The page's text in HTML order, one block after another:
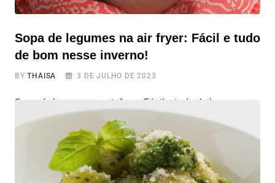
Sopa de legumes na air fryer: Fácil e tudo
de bom nesse inverno!
BYTHAISA 3 DE JULHO DE 2023
Sopa de legumes na air fryer: Fácil e tudo de bom nesse
inverno! Com a chegada do clima friozinho, agora nesse
inverno, nada melhor do que uma sopa quentinha para
aquecer o corpo. E se você está procurando uma receita
prática e deliciosa, a sopa de legumes na air fryer é a